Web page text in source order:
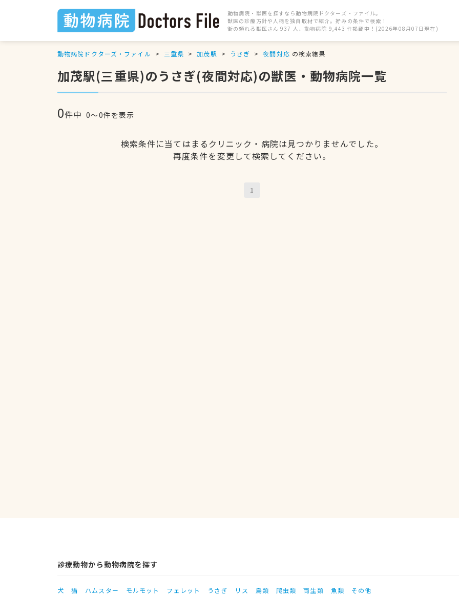
動物病院・獣医を探すなら動物病院ドクターズ・ファイル。
獣医の診療方針や人柄を独自取材で紹介。好みの条件で検索！
街の頼れる獣医さん 937 人、動物病院 9,443 件掲載中！(2026年08月07日現在)
動物病院ドクターズ・ファイル 三重県 加茂駅 うさぎ 夜間対応 の検索結果
加茂駅(三重県)のうさぎ(夜間対応)の獣医・動物病院一覧
0件中 0〜0件を表示
検索条件に当てはまるクリニック・病院は見つかりませんでした。
再度条件を変更して検索してください。
1
診療動物から動物病院を探す
犬 猫 ハムスター モルモット フェレット うさぎ リス 鳥類 爬虫類 両生類 魚類 その他